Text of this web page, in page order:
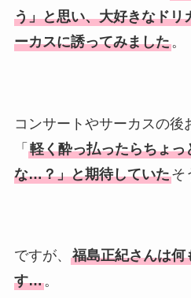
う」と思い、大好きなドリ
ーカスに誘ってみました。
コンサートやサーカスの後
「 軽く酔っ払ったらちょっ
な…？」と期待していたそ
ですが、 福島正紀さんは何
す…。